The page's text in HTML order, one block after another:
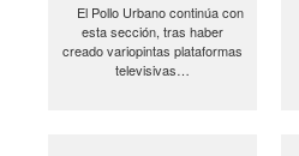
El Pollo Urbano continúa con
esta sección, tras haber
creado variopintas plataformas
televisivas…